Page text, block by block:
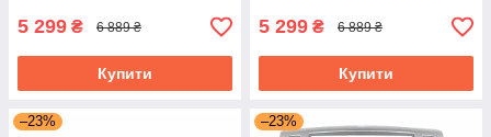
5 299 ₴ 6 889 ₴
Купити
5 299 ₴ 6 889 ₴
Купити
–23% –23%